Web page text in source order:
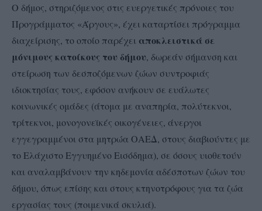
Ο δήμος, στηριζόμενος στις ευεργετικές πρόνοιες του
Προγράμματος «Άργους», έχει καταρτίσει πρόγραμμα
διαχείρισης, το οποίο παρέχει αποκλειστικά σε
μόνιμους κατοίκους του δήμου, δωρεάν σήμανση και
στείρωση των δεσποζόμενων ζώων συντροφιάς
ιδιοκτησίας τους, εφόσον ανήκουν σε ευάλωτες
κοινωνικές ομάδες (άτομα με αναπηρία, πολύτεκνοι,
τρίτεκνοι, μονογονεϊκές οικογένειες, άνεργοι
εγγεγραμμένοι στα μητρώα ΟΑΕΔ, στους διαβιούντες με
το Ελάχιστο Εγγυημένο Εισόδημα), σε όσους υιοθετούν
και αναλαμβάνουν την κηδεμονία αδέσποτων ζώων του
δήμου, όπως επίσης και στους κτηνοτρόφους για τα ζώα
εργασίας τους (ποιμενικά σκυλιά).